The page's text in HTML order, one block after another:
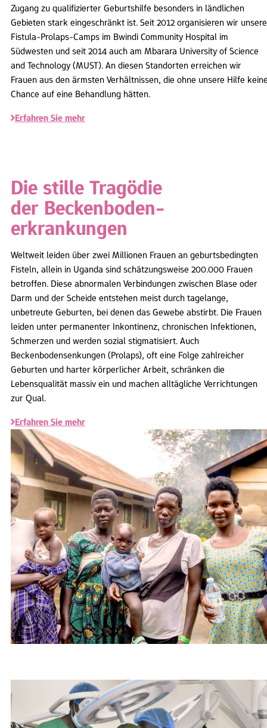
Zugang zu qualifizierter Geburtshilfe besonders in ländlichen
Gebieten stark eingeschränkt ist. Seit 2012 organisieren wir unsere
Fistula-Prolaps-Camps im Bwindi Community Hospital im
Südwesten und seit 2014 auch am Mbarara University of Science
and Technology (MUST). An diesen Standorten erreichen wir
Frauen aus den ärmsten Verhältnissen, die ohne unsere Hilfe
Chance auf eine Behandlung hätten.
Erfahren Sie mehr
Die stille Tragödie
der Beckenboden-
erkrankungen
Weltweit leiden über zwei Millionen Frauen an geburtsbedingten
Fisteln, allein in Uganda sind schätzungsweise 200.000 Frauen
betroffen. Diese abnormalen Verbindungen zwischen Blase oder
Darm und der Scheide entstehen meist durch tagelange,
unbetreute Geburten, bei denen das Gewebe abstirbt. Die Frauen
leiden unter permanenter Inkontinenz, chronischen Infektionen,
Schmerzen und werden sozial stigmatisiert. Auch
Beckenbodensenkungen (Prolaps), oft eine Folge zahlreicher
Geburten und harter körperlicher Arbeit, schränken die
Lebensqualität massiv ein und machen alltägliche Verrichtungen
zur Qual.
Erfahren Sie mehr